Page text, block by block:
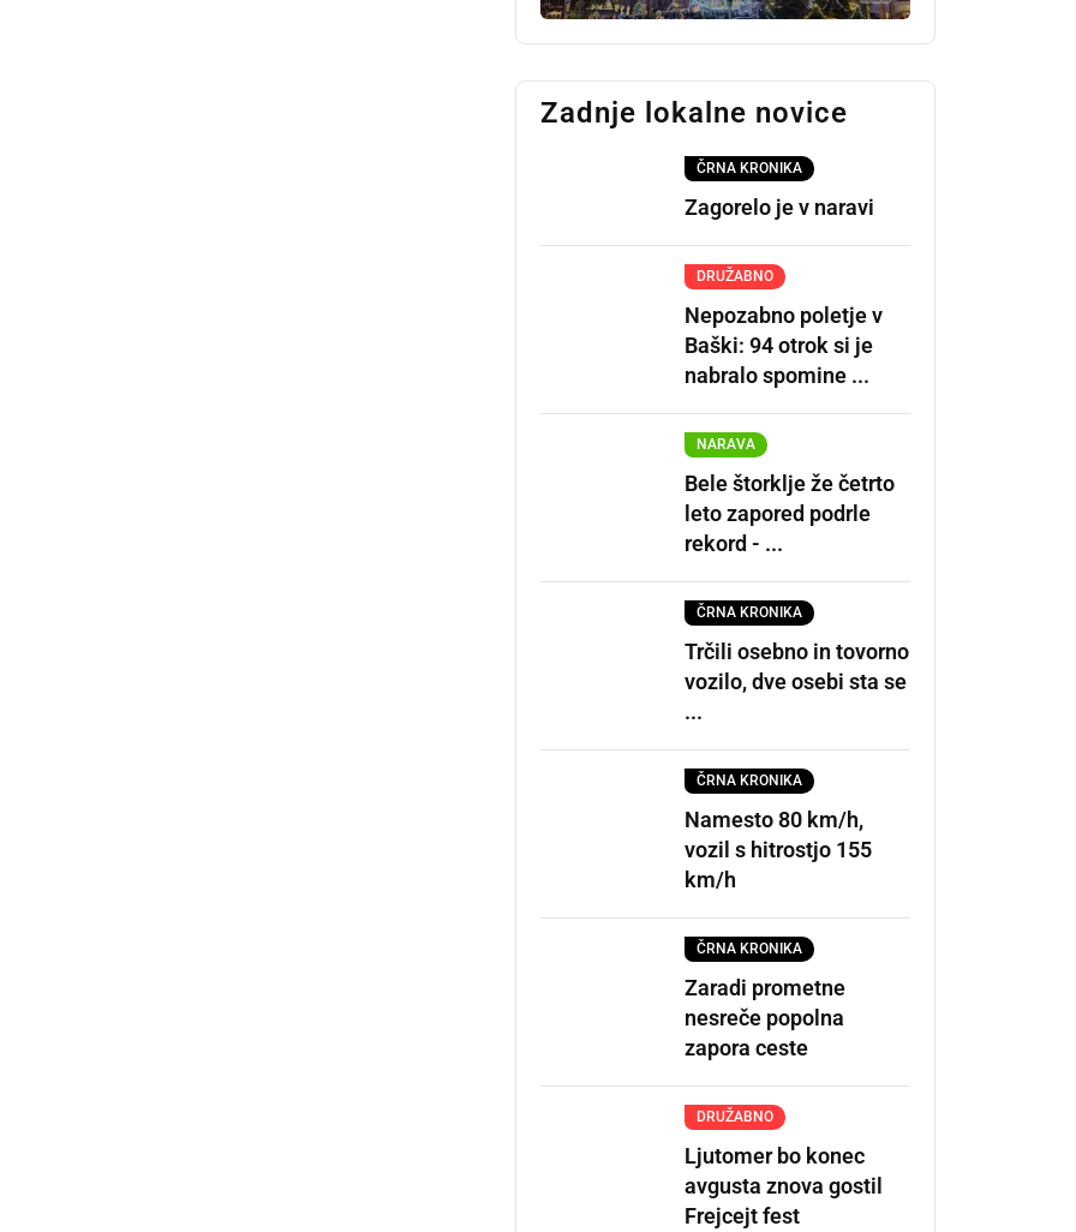
Zadnje lokalne novice
ČRNA KRONIKA
Zagorelo je v naravi
DRUŽABNO
Nepozabno poletje v
Baški: 94 otrok si je
nabralo spomine ...
NARAVA
Bele štorklje že četrto
leto zapored podrle
rekord - ...
ČRNA KRONIKA
Trčili osebno in tovorno
vozilo, dve osebi sta se
...
ČRNA KRONIKA
Namesto 80 km/h,
vozil s hitrostjo 155
km/h
ČRNA KRONIKA
Zaradi prometne
nesreče popolna
zapora ceste
DRUŽABNO
Ljutomer bo konec
avgusta znova gostil
Frejcejt fest